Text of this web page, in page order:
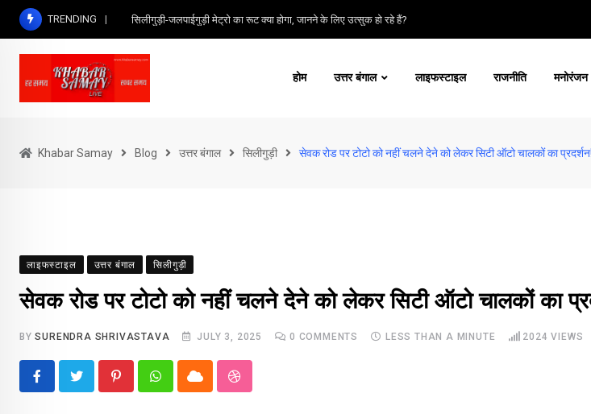
Skip
content
TRENDING सिलीगुड़ी-जलपाईगुड़ी मेट्रो का रूट क्या होगा, जानने के लिए उत्सुक हो रहे हैं?
होम उत्तर बंगाल लाइफस्टाइल राजनीति मनोरंजन
Khabar Samay Blog उत्तर बंगाल सिलीगुड़ी सेवक रोड पर टोटो को नहीं चलने देने को लेकर सिटी ऑटो चालकों का प्रदर्शन!
लाइफस्टाइल उत्तर बंगाल सिलीगुड़ी
सेवक रोड पर टोटो को नहीं चलने देने को लेकर सिटी ऑटो चालकों का
BYSURENDRA SHRIVASTAVA JULY 3, 2025 0 COMMENTS LESS THAN A MINUTE 2024 VIEWS
PinterestWhatsappCloud StumbleUpon